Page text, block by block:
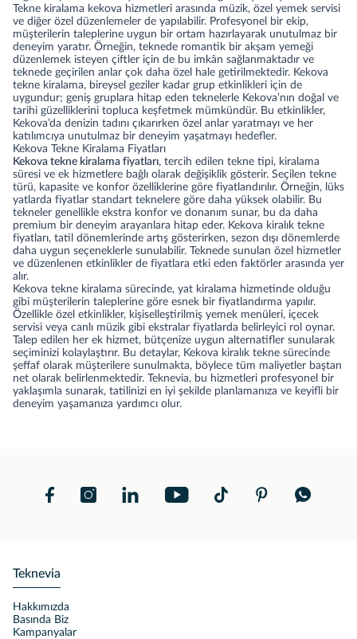
Tekne kiralama kekova hizmetleri arasında müzik, özel yemek servisi
ve diğer özel düzenlemeler de yapılabilir. Profesyonel bir ekip,
müşterilerin taleplerine uygun bir ortam hazırlayarak unutulmaz bir
deneyim yaratır. Örneğin, teknede romantik bir akşam yemeği
düzenlemek isteyen çiftler için de bu imkân sağlanmaktadır ve
teknede geçirilen anlar çok daha özel hale getirilmektedir. Kekova
tekne kiralama, bireysel geziler kadar grup etkinlikleri için de
uygundur; geniş gruplara hitap eden teknelerle Kekova’nın doğal ve
tarihi güzelliklerini topluca keşfetmek mümkündür. Bu etkinlikler,
Kekova’da denizin tadını çıkarırken özel anlar yaratmayı ve her
katılımcıya unutulmaz bir deneyim yaşatmayı hedefler.
Kekova Tekne Kiralama Fiyatları
Kekova tekne kiralama fiyatları, tercih edilen tekne tipi, kiralama
süresi ve ek hizmetlere bağlı olarak değişiklik gösterir. Seçilen tekne
türü, kapasite ve konfor özelliklerine göre fiyatlandırılır. Örneğin, lüks
yatlarda fiyatlar standart teknelere göre daha yüksek olabilir. Bu
tekneler genellikle ekstra konfor ve donanım sunar, bu da daha
premium bir deneyim arayanlara hitap eder. Kekova kiralık tekne
fiyatları, tatil dönemlerinde artış gösterirken, sezon dışı dönemlerde
daha uygun seçeneklerle sunulabilir. Teknede sunulan özel hizmetler
ve düzenlenen etkinlikler de fiyatlara etki eden faktörler arasında yer
alır.
Kekova tekne kiralama sürecinde, yat kiralama hizmetinde olduğu
gibi müşterilerin taleplerine göre esnek bir fiyatlandırma yapılır.
Özellikle özel etkinlikler, kişiselleştirilmiş yemek menüleri, içecek
servisi veya canlı müzik gibi ekstralar fiyatlarda belirleyici rol oynar.
Talep edilen her ek hizmet, bütçenize uygun alternatifler sunularak
seçiminizi kolaylaştırır. Bu detaylar, Kekova kiralık tekne sürecinde
şeffaf olarak müşterilere sunulmakta, böylece tüm maliyetler baştan
net olarak belirlenmektedir. Teknevia, bu hizmetleri profesyonel bir
yaklaşımla sunarak, tatilinizi en iyi şekilde planlamanıza ve keyifli bir
deneyim yaşamanıza yardımcı olur.
Teknevia
Hakkımızda
Basında Biz
Kampanyalar